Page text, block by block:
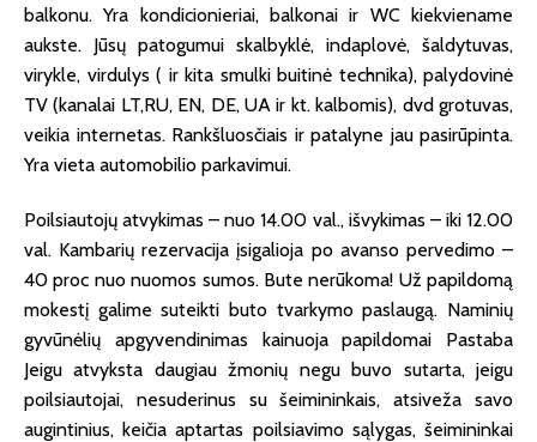
balkonu. Yra kondicionieriai, balkonai ir WC kiekviename
aukste. Jūsų patogumui skalbyklė, indaplovė, šaldytuvas,
virykle, virdulys ( ir kita smulki buitinė technika), palydovinė
TV (kanalai LT,RU, EN, DE, UA ir kt. kalbomis), dvd grotuvas,
veikia internetas. Rankšluosčiais ir patalyne jau pasirūpinta.
Yra vieta automobilio parkavimui.
Poilsiautojų atvykimas – nuo 14.00 val., išvykimas – iki 12.00
val. Kambarių rezervacija įsigalioja po avanso pervedimo –
40 proc nuo nuomos sumos. Bute nerūkoma! Už papildomą
mokestį galime suteikti buto tvarkymo paslaugą. Naminių
gyvūnėlių apgyvendinimas kainuoja papildomai Pastaba
Jeigu atvyksta daugiau žmonių negu buvo sutarta, jeigu
poilsiautojai, nesuderinus su šeimininkais, atsiveža savo
augintinius, keičia aptartas poilsiavimo sąlygas, šeimininkai